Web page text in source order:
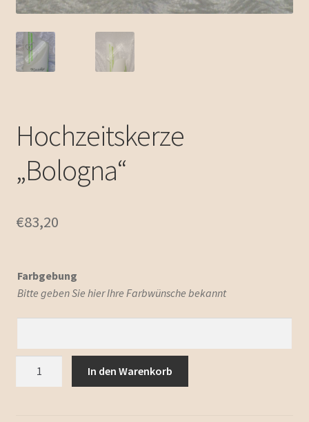
Hochzeitskerze
„Bologna“
€83,20
Farbgebung
Bitte geben Sie hier Ihre Farbwünsche bekannt
In den Warenkorb